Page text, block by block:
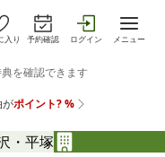
入り 予約確認 ログイン メニュー
・平塚